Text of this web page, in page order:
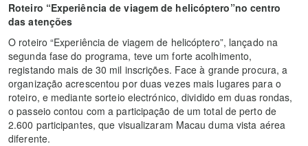
Roteiro “Experiência de viagem de helicóptero”no centro
das atenções
O roteiro “Experiência de viagem de helicóptero”, lançado na
segunda fase do programa, teve um forte acolhimento,
registando mais de 30 mil inscrições. Face à grande procura, a
organização acrescentou por duas vezes mais lugares para o
roteiro, e mediante sorteio electrónico, dividido em duas rondas,
o passeio contou com a participação de um total de perto de
2.600 participantes, que visualizaram Macau duma vista aérea
diferente.